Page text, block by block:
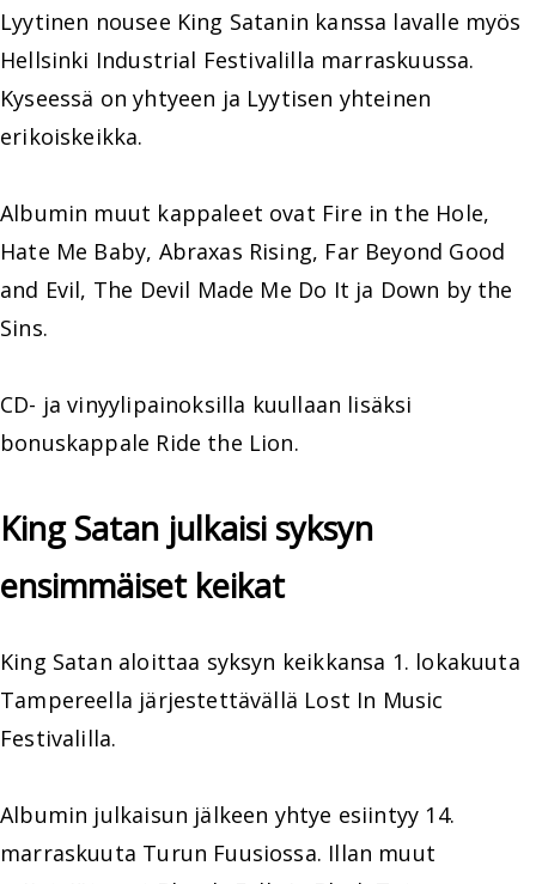
Lyytinen nousee King Satanin kanssa lavalle myös
Hellsinki Industrial Festivalilla marraskuussa.
Kyseessä on yhtyeen ja Lyytisen yhteinen
erikoiskeikka.
Albumin muut kappaleet ovat Fire in the Hole,
Hate Me Baby, Abraxas Rising, Far Beyond Good
and Evil, The Devil Made Me Do It ja Down by the
Sins.
CD- ja vinyylipainoksilla kuullaan lisäksi
bonuskappale Ride the Lion.
King Satan julkaisi syksyn
ensimmäiset keikat
King Satan aloittaa syksyn keikkansa 1. lokakuuta
Tampereella järjestettävällä Lost In Music
Festivalilla.
Albumin julkaisun jälkeen yhtye esiintyy 14.
marraskuuta Turun Fuusiossa. Illan muut